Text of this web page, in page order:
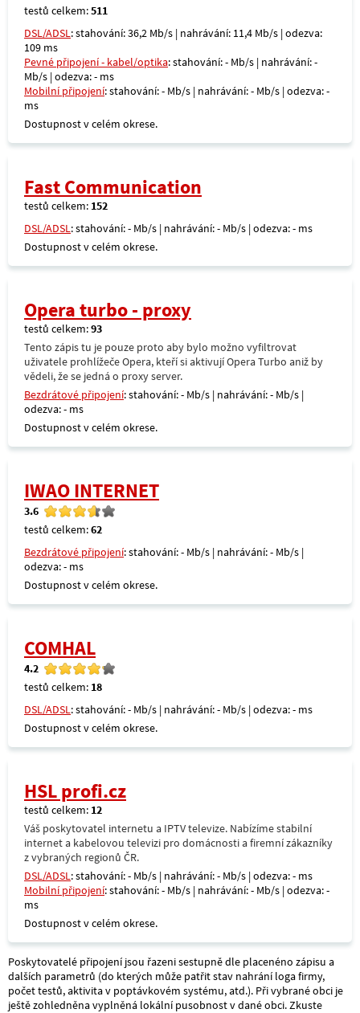
testů celkem:511
DSL/ADSL: stahování: 36,2 Mb/s | nahrávání: 11,4 Mb/s | odezva:
109 ms
Pevné připojení - kabel/optika: stahování: - Mb/s | nahrávání: -
Mb/s | odezva: - ms
Mobilní připojení: stahování: - Mb/s | nahrávání: - Mb/s | odezva: -
ms
Dostupnost v celém okrese.
Fast Communication
testů celkem: 152
DSL/ADSL: stahování: - Mb/s | nahrávání: - Mb/s | odezva: - ms
Dostupnost v celém okrese.
Opera turbo - proxy
testů celkem:93
Tento zápis tu je pouze proto aby bylo možno vyfiltrovat
uživatele prohlížeče Opera, kteří si aktivují Opera Turbo aniž by
vědeli, že se jedná o proxy server.
Bezdrátové připojení: stahování: - Mb/s | nahrávání: - Mb/s |
odezva: - ms
Dostupnost v celém okrese.
IWAO INTERNET
3.6
testů celkem:62
Bezdrátové připojení: stahování: - Mb/s | nahrávání: - Mb/s |
odezva: - ms
Dostupnost v celém okrese.
COMHAL
4.2
testů celkem: 18
DSL/ADSL: stahování: - Mb/s | nahrávání: - Mb/s | odezva: - ms
Dostupnost v celém okrese.
HSL profi.cz
testů celkem: 12
Váš poskytovatel internetu a IPTV televize. Nabízíme stabilní
internet a kabelovou televizi pro domácnosti a firemní zákazníky
z vybraných regionů ČR.
DSL/ADSL: stahování: - Mb/s | nahrávání: - Mb/s | odezva: - ms
Mobilní připojení: stahování: - Mb/s | nahrávání: - Mb/s | odezva: -
ms
Dostupnost v celém okrese.
Poskytovatelé připojení jsou řazeni sestupně dle placenéno zápisu a
dalších parametrů (do kterých může patřit stav nahrání loga firmy,
počet testů, aktivita v poptávkovém systému, atd.). Při vybrané obci je
ještě zohledněna vyplněná lokální pusobnost v dané obci. Zkuste